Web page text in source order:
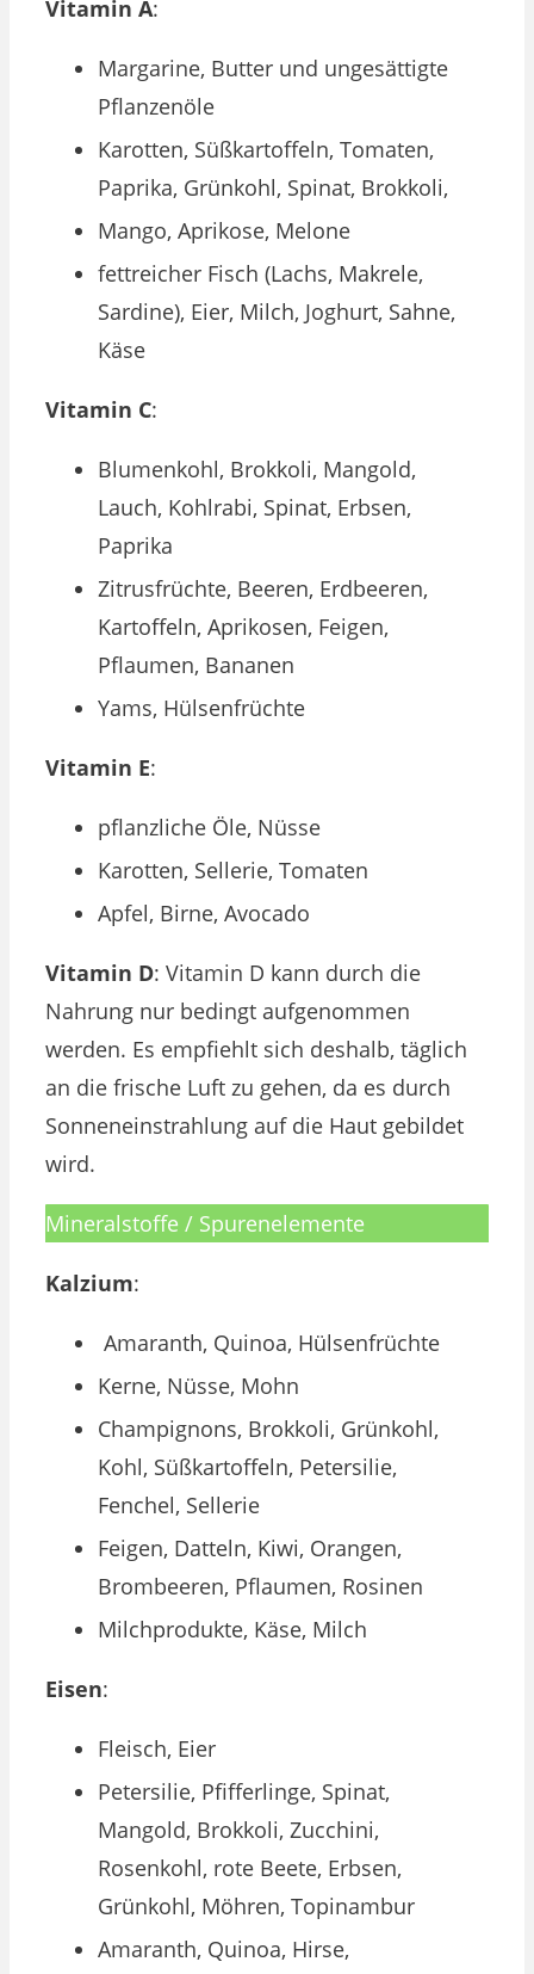
Vitamin A:
Margarine, Butter und ungesättigte
Pflanzenöle
Karotten, Süßkartoffeln, Tomaten,
Paprika, Grünkohl, Spinat, Brokkoli,
Mango, Aprikose, Melone
fettreicher Fisch (Lachs, Makrele,
Sardine), Eier, Milch, Joghurt, Sahne,
Käse
Vitamin C:
Blumenkohl, Brokkoli, Mangold,
Lauch, Kohlrabi, Spinat, Erbsen,
Paprika
Zitrusfrüchte, Beeren, Erdbeeren,
Kartoffeln, Aprikosen, Feigen,
Pflaumen, Bananen
Yams, Hülsenfrüchte
Vitamin E:
pflanzliche Öle, Nüsse
Karotten, Sellerie, Tomaten
Apfel, Birne, Avocado
Vitamin D: Vitamin D kann durch die
Nahrung nur bedingt aufgenommen
werden. Es empfiehlt sich deshalb, täglich
an die frische Luft zu gehen, da es durch
Sonneneinstrahlung auf die Haut gebildet
wird.
Mineralstoffe / Spurenelemente
Kalzium:
Amaranth, Quinoa, Hülsenfrüchte
Kerne, Nüsse, Mohn
Champignons, Brokkoli, Grünkohl,
Kohl, Süßkartoffeln, Petersilie,
Fenchel, Sellerie
Feigen, Datteln, Kiwi, Orangen,
Brombeeren, Pflaumen, Rosinen
Milchprodukte, Käse, Milch
Eisen:
Fleisch, Eier
Petersilie, Pfifferlinge, Spinat,
Mangold, Brokkoli, Zucchini,
Rosenkohl, rote Beete, Erbsen,
Grünkohl, Möhren, Topinambur
Amaranth, Quinoa, Hirse,